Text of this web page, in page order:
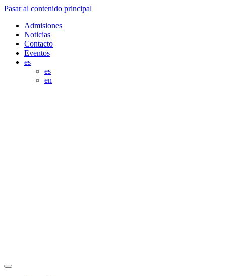
Pasar al contenido principal
Admisiones
Noticias
Contacto
Eventos
es
es
en